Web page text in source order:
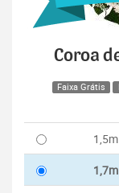
Coroa
Faixa Grátis